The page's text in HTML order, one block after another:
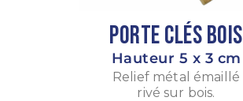
Porte Clés Bois
Hauteur 5 x 3 cm
Relief métal émaillé
rivé sur bois.